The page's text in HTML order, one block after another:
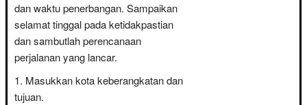
dan waktu penerbangan. Sampaikan
selamat tinggal pada ketidakpastian
dan sambutlah perencanaan
perjalanan yang lancar.
Masukkan kota keberangkatan dan
tujuan.